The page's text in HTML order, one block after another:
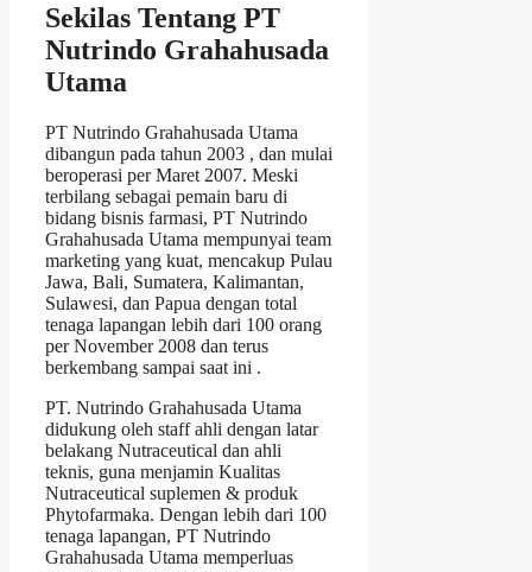
Sekilas Tentang PT
Nutrindo Grahahusada
Utama
PT Nutrindo Grahahusada Utama
dibangun pada tahun 2003 , dan mulai
beroperasi per Maret 2007. Meski
terbilang sebagai pemain baru di
bidang bisnis farmasi, PT Nutrindo
Grahahusada Utama mempunyai team
marketing yang kuat, mencakup Pulau
Jawa, Bali, Sumatera, Kalimantan,
Sulawesi, dan Papua dengan total
tenaga lapangan lebih dari 100 orang
per November 2008 dan terus
berkembang sampai saat ini .
PT. Nutrindo Grahahusada Utama
didukung oleh staff ahli dengan latar
belakang Nutraceutical dan ahli
teknis, guna menjamin Kualitas
Nutraceutical suplemen & produk
Phytofarmaka. Dengan lebih dari 100
tenaga lapangan, PT Nutrindo
Grahahusada Utama memperluas